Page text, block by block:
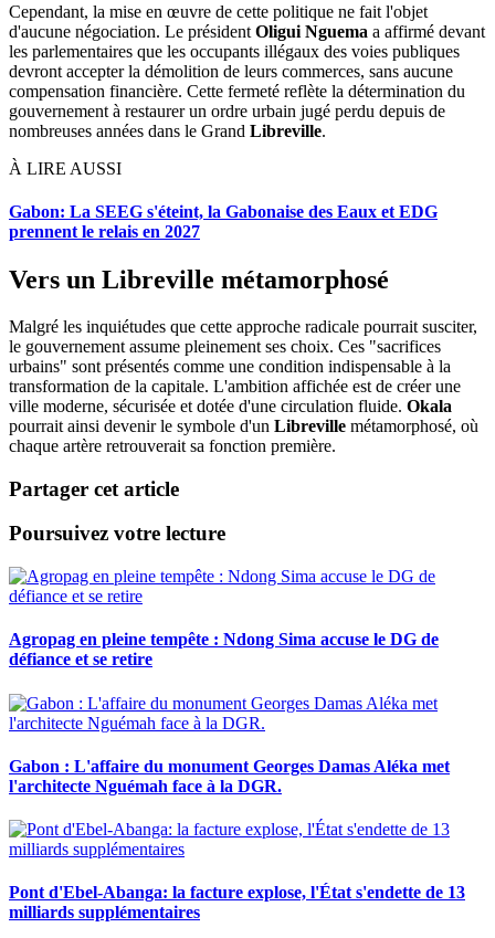
Cependant, la mise en œuvre de cette politique ne fait l'objet
d'aucune négociation. Le président Oligui Nguema a affirmé devant
les parlementaires que les occupants illégaux des voies publiques
devront accepter la démolition de leurs commerces, sans aucune
compensation financière. Cette fermeté reflète la détermination du
gouvernement à restaurer un ordre urbain jugé perdu depuis de
nombreuses années dans le Grand Libreville.
À LIRE AUSSI
Gabon: La SEEG s'éteint, la Gabonaise des Eaux et EDG
prennent le relais en 2027
Vers un Libreville métamorphosé
Malgré les inquiétudes que cette approche radicale pourrait susciter,
le gouvernement assume pleinement ses choix. Ces "sacrifices
urbains" sont présentés comme une condition indispensable à la
transformation de la capitale. L'ambition affichée est de créer une
ville moderne, sécurisée et dotée d'une circulation fluide. Okala
pourrait ainsi devenir le symbole d'un Libreville métamorphosé, où
chaque artère retrouverait sa fonction première.
Partager cet article
Poursuivez votre lecture
Agropag en pleine tempête : Ndong Sima accuse le DG de
défiance et se retire
Gabon : L'affaire du monument Georges Damas Aléka met
l'architecte Nguémah face à la DGR.
Pont d'Ebel-Abanga: la facture explose, l'État s'endette de 13
milliards supplémentaires